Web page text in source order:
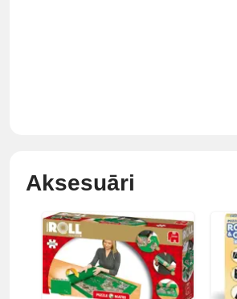
Aksesuāri